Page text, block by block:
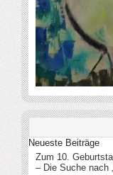
Neueste Beiträge
Zum 10.
– Die Suche nach